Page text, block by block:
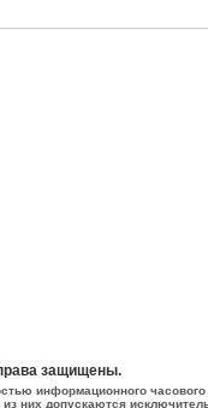
защищены.
информационного
них допускаются